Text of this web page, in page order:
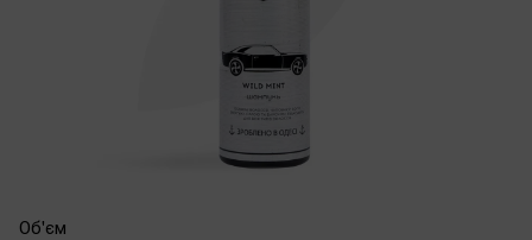
Об'єм